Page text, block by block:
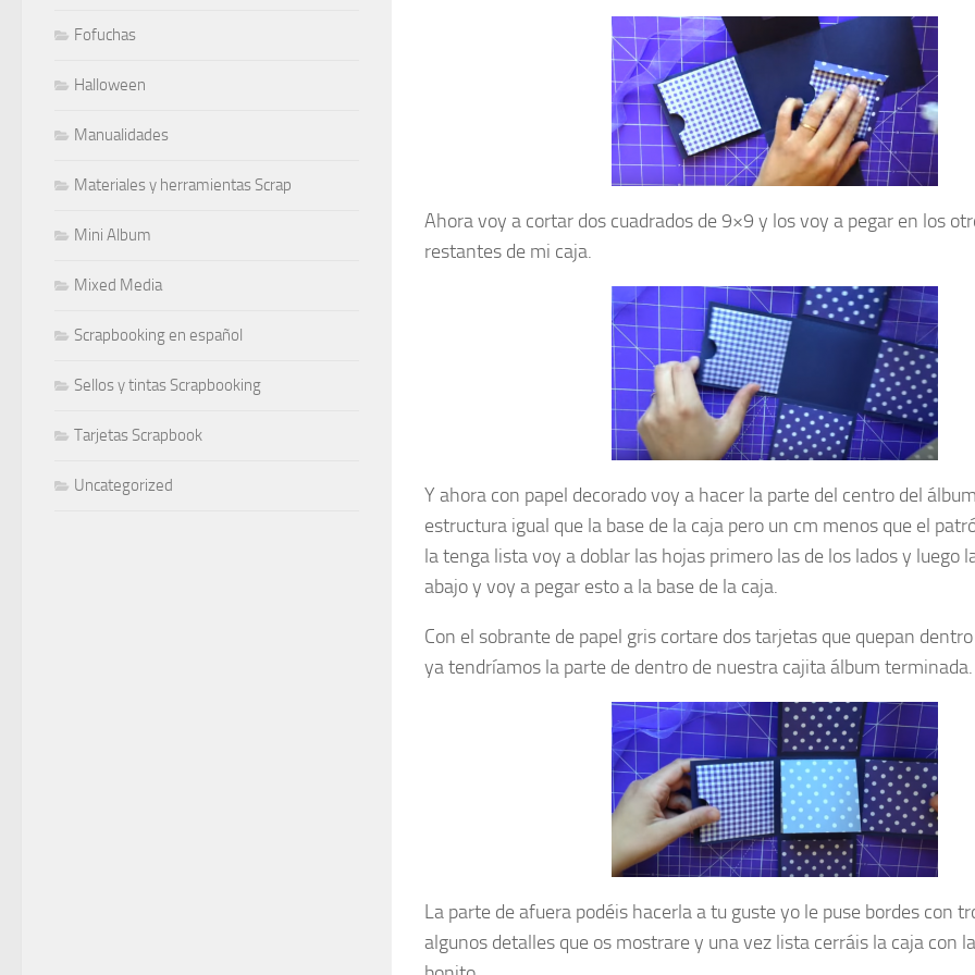
Ahora voy a cortar dos cuadrados de 9×9 y los voy a pegar en los
restantes de mi caja.
Y ahora con papel decorado voy a hacer la parte del centro del
estructura igual que la base de la caja pero un cm menos que el
la tenga lista voy a doblar las hojas primero las de los lados y luego
abajo y voy a pegar esto a la base de la caja.
Con el sobrante de papel gris cortare dos tarjetas que quepan
ya tendríamos la parte de dentro de nuestra cajita álbum terminada.
La parte de afuera podéis hacerla a tu guste yo le puse bordes con
algunos detalles que os mostrare y una vez lista cerráis la caja con
Fofuchas
Halloween
Manualidades
Materiales y herramientas Scrap
Mini Album
Mixed Media
Scrapbooking en español
Sellos y tintas Scrapbooking
Tarjetas Scrapbook
Uncategorized